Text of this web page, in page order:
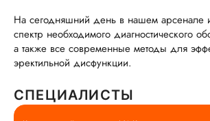
На сегодняшний день в нашем арсенале
спектр необходимого диагностического
а также все современные методы для
эректильной дисфункции.
СПЕЦИАЛИСТЫ